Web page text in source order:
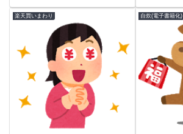
コツ】
楽天買いまわり 自炊(電子書籍化)